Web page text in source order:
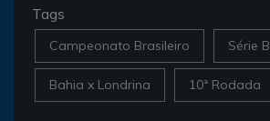
Tags
Campeonato Brasileiro Série B
Bahia x Londrina 10ª Rodada